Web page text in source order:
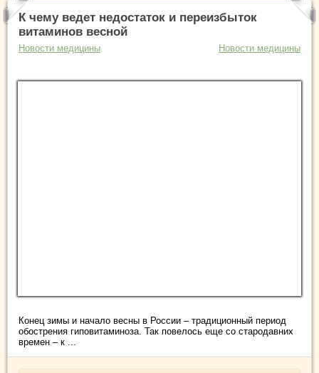
К чему ведет недостаток и переизбыток
витаминов весной
Новости медицины Новости медицины
Конец зимы и начало весны в России – традиционный период
обострения гиповитаминоза. Так повелось еще со стародавних
времен – к ...